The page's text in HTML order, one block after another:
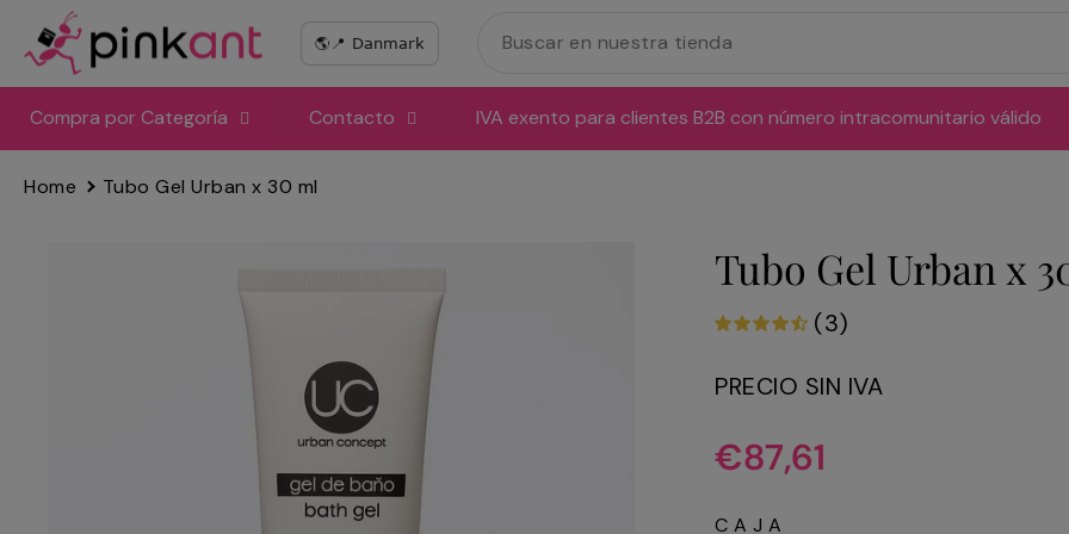
directamente
al
contenido
Compra por Categoría Contacto IVA exento para clientes B2B con número intracomunitario válido
Home Tubo Gel Urban x 30 ml
Tubo Gel Urban x
(3)
PRECIO SIN IVA
Precio
habitual
€87,61
CAJA